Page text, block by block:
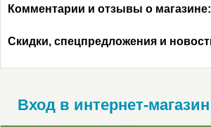
Комментарии и отзывы о магазине:
Скидки, спецпредложения и
Вход в интернет-